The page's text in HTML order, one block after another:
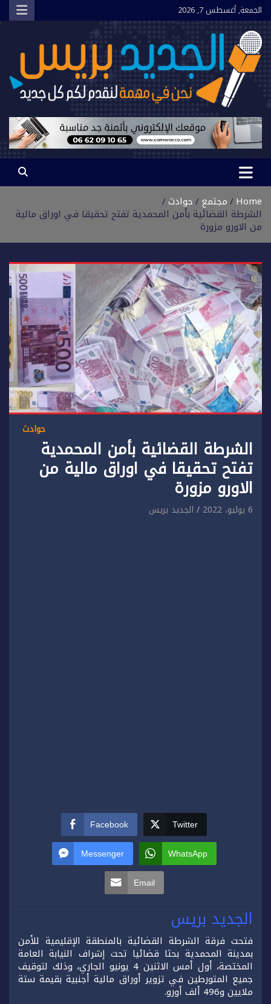
Skip
to
content
الجمعة, أغسطس 7, 2026
الجديد بريس
نحن في مهمة لنقدم لكم كل جديد
Home مجتمع حوادث
الشرطة القضائية بأمن المحمدية تفتح تحقيقا في اوراق مالية
من الاورو مزورة
حوادث
الشرطة القضائية بأمن المحمدية
تفتح تحقيقا في اوراق مالية من
الاورو مزورة
6 يوليو، 2022 الجديد بريس
Facebook Twitter
Messenger WhatsApp
Email
الجديد بريس
فتحت فرقة الشرطة القضائية بالمنطقة الإقليمية للأمن
بمدينة المحمدية بحثا قضائيا تحت إشراف النيابة العامة
المختصة، أول أمس الاثنين 4 يونيو الجاري، وذلك لتوقيف
جميع المتورطين في تزوير أوراق مالية أجنبية بقيمة ستة
ملايين و496 ألف أورو.